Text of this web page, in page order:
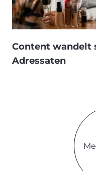
Content wandelt
Adressaten